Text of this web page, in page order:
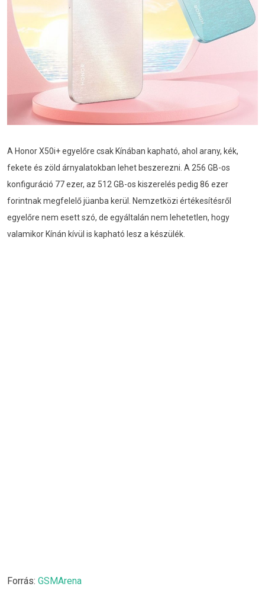
A Honor X50i+ egyelőre csak Kínában kapható, ahol arany, kék,
fekete és zöld árnyalatokban lehet beszerezni. A 256 GB-os
konfiguráció 77 ezer, az 512 GB-os kiszerelés pedig 86 ezer
forintnak megfelelő jüanba kerül. Nemzetközi értékesítésről
egyelőre nem esett szó, de egyáltalán nem lehetetlen, hogy
valamikor Kínán kívül is kapható lesz a készülék.
Forrás: GSMArena